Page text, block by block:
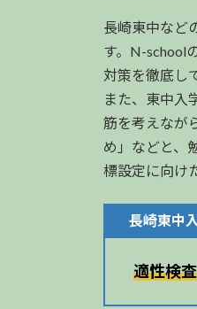
長崎東中など
す。N-school
対策を徹底し
また、東中入
筋を考えなが
め」などと、
標設定に向け
長崎東中
適性検査